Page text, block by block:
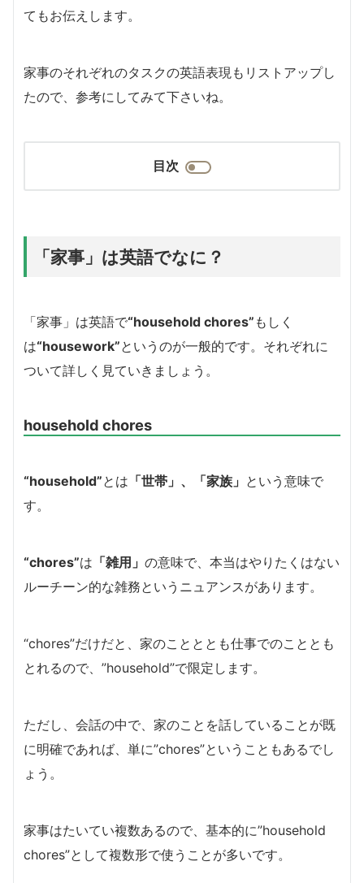
てもお伝えします。
家事のそれぞれのタスクの英語表現もリストアップし
たので、参考にしてみて下さいね。
目次
「家事」は英語でなに？
「家事」は英語で“household chores” もしく
は“housework”というのが一般的です。それぞれに
ついて詳しく見ていきましょう。
household chores
“household”とは 「世帯」、「家族」 という意味で
す。
“chores”は 「雑用」 の意味で、本当はやりたくはない
ルーチーン的な雑務というニュアンスがあります。
“chores”だけだと、家のことととも仕事でのこととも
とれるので、”household”で限定します。
ただし、会話の中で、家のことを話していることが既
に明確であれば、単に”chores”ということもあるでし
ょう。
家事はたいてい複数あるので、基本的に”household
chores”として複数形で使うことが多いです。